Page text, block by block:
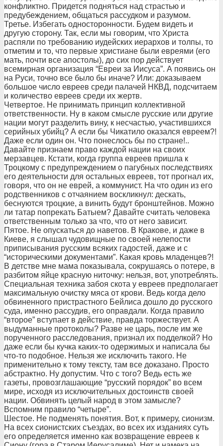
конфликтно. Придется подняться над страстью и
предубеждением, общаться рассудком и разумом.
Третье. Избегать односторонности. Будем видеть и
другую сторону. Так, если мы говорим, что Христа
распяли по требованию иудейских иерархов и толпы, то
отметим и то, что первые христиане были евреями (его
мать, почти все апостолы), до сих пор действует
всемирная организация “Евреи за Иисуса”. А появись он
на Руси, точно все было бы иначе? Или: доказываем
большое число евреев среди палачей НКВД, подсчитаем
и количество евреев среди их жертв.
Четвертое. Не принимать принцип коллективной
ответственности. Ну в каком смысле русские или другие
нации могут разделить вину, к несчастью, участившихся
серийных убийц? А если бы Чикатило оказался евреем?!
Даже если один он. Что понеслось бы по стране!..
Давайте признаем право каждой нации на своих
мерзавцев. Кстати, когда группа евреев пришла к
Троцкому с предупреждением о пагубных последствиях
его деятельности для остальных евреев, тот прогнал их,
говоря, что он не еврей, а коммунист. На что один из его
родственников с отчаянием воскликнул: дескать,
беснуются троцкие, а винить будут бронштейнов. Можно
ли татар попрекать Батыем? Давайте считать человека
ответственным только за что, что от него зависит.
Пятое. Не опускаться до наветов. В Кракове, и даже в
Киеве, я слышал чудовищные по своей нелепости
приписывания русским всяких гадостей, даже и с
“историческими документами”. Какая кровь младенцев?!
В детстве мне мама показывала, сокрушаясь о потере, в
разбитом яйце красную ниточку: нельзя, вот, употреблять.
Специальная техника забоя скота у евреев предполагает
максимальную очистку мяса от крови. Ведь когда дело
обвиненного пристрастного Бейлиса дошло до русского
суда, именно рассудив, его оправдали. Когда правило
“второе” вступает в действие, правда торжествует. А
выдуманные протоколы? Разве не царь, после им же
порученного расследования, признал их подделкой? Но
даже если бы кучка каких-то одержимых и написала бы
что-то подобное. Нельзя же исключить такого. Не
применительно к тому тексту, там все доказано. Просто
абстрактно. Ну допустим. Что с того? Ведь есть же
газеты, провозглашающие “русский порядок” во всем
мире, исходя из исключительных достоинств своей
нации. Обвинять целый народ в этом замысле?
Вспомним правило “четыре”.
Шестое. Не подменять понятия. Вот, к примеру, сионизм.
На всех сионистских съездах, во всех их изданиях суть
его определяется именно как возвращение евреев к